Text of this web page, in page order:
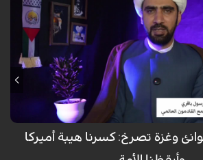
ماليزيا والشيخ خالد الملا، أكد المحللون أن دماء
(بندرعباس) وغزة ليست مجرد مأساة عابرة، بل
فضحت زيف القوى الكبرى وكسرت الهيمنة
وشدّد الضيوف على أن هذه الدماء الطاهرة
سباتها، محوّلة إياها من موقع المتفرج إلى فاعل
للمظلومين في فلسطين وإيران، ومشيرين إلى
(المرجعية في العراق) أثبت فشل الحصار
وغزة تصرخ: كسرنا هيبة أميركا